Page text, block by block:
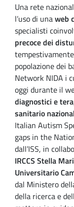
Una rete
l’uso di unaweb
specialisti
precoce dei
popolazione dei
Network NIDA i
oggi durante il
diagnostici e
sanitario
Italian Autism
gaps in the
dall’ISS, in
IRCCS Stella
Universitario
dal Ministero
della ricerca e